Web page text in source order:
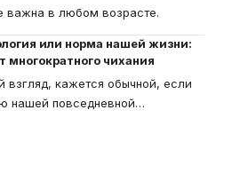
важна в любом возрасте.
или норма нашей жизни:
многократного чихания
взгляд, кажется обычной, если
нашей повседневной…